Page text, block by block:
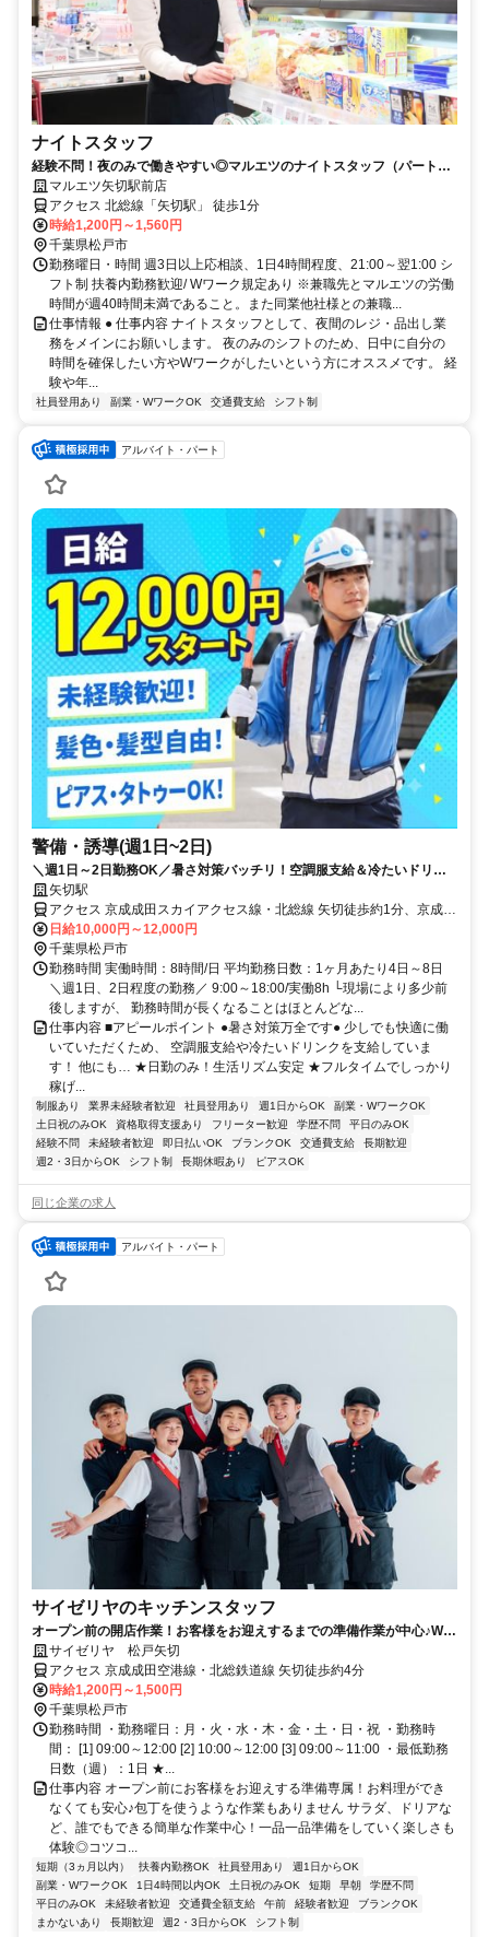
ナイトスタッフ
経験不問！夜のみで働きやすい◎マルエツのナイトスタッフ（パート・
アルバイト）求人
マルエツ矢切駅前店
アクセス 北総線「矢切駅」 徒歩1分
時給1,200円～1,560円
千葉県松戸市
勤務曜日・時間 週3日以上応相談、1日4時間程度、21:00～翌1:00 シ
フト制 扶養内勤務歓迎/ Wワーク規定あり ※兼職先とマルエツの労働
時間が週40時間未満であること。また同業他社様との兼職...
仕事情報 ● 仕事内容 ナイトスタッフとして、夜間のレジ・品出し業
務をメインにお願いします。 夜のみのシフトのため、日中に自分の
時間を確保したい方やWワークがしたいという方にオススメです。 経
験や年...
社員登用あり 副業・WワークOK 交通費支給 シフト制
アルバイト・パート
警備・誘導(週1日~2日)
＼週1日～2日勤務OK／暑さ対策バッチリ！空調服支給＆冷たいドリン
ク支給◎50代・60代活躍中【入社祝い金10万円】アルバイトでも安定収
入！未経験大歓迎！★日勤のみ警備★日払いOK★残業ほぼなし
矢切駅
アクセス 京成成田スカイアクセス線・北総線 矢切徒歩約1分、京成成
田スカイアクセス線・北総線 北国分出口1徒歩約24分、京成本線 国
府台徒歩約33分 矢切駅近く
日給10,000円～12,000円
千葉県松戸市
勤務時間 実働時間：8時間/日 平均勤務日数：1ヶ月あたり4日～8日
＼週1日、2日程度の勤務／ 9:00～18:00/実働8h └現場により多少前
後しますが、 勤務時間が長くなることはほとんどな...
仕事内容 ■アピールポイント ●暑さ対策万全です● 少しでも快適に働
いていただくため、 空調服支給や冷たいドリンクを支給していま
す！ 他にも… ★日勤のみ！生活リズム安定 ★フルタイムでしっかり
稼げ...
制服あり 業界未経験者歓迎 社員登用あり 週1日からOK
副業・WワークOK
土日祝のみOK
資格取得支援あり フリーター歓迎 学歴不問
平日のみOK
経験不問
未経験者歓迎 即日払いOK ブランクOK 交通費支給
長期歓迎
週2・3日からOK
シフト制 長期休暇あり ピアスOK
同じ企業の求人
アルバイト・パート
サイゼリヤのキッチンスタッフ
オープン前の開店作業！お客様をお迎えするまでの準備作業が中心♪Wワ
ークOK、シフト相談◎
サイゼリヤ 松戸矢切
アクセス 京成成田空港線・北総鉄道線 矢切徒歩約4分
時給1,200円～1,500円
千葉県松戸市
勤務時間 ・勤務曜日：月・火・水・木・金・土・日・祝 ・勤務時
間： [1] 09:00～12:00 [2] 10:00～12:00 [3] 09:00～11:00 ・最低勤務
日数（週）：1日 ★...
仕事内容 オープン前にお客様をお迎えする準備専属！お料理ができ
なくても安心♪包丁を使うような作業もありません サラダ、ドリアな
ど、誰でもできる簡単な作業中心！一品一品準備をしていく楽しさも
体験◎コツコ...
短期（3ヵ月以内） 扶養内勤務OK 社員登用あり
週1日からOK
副業・WワークOK
1日4時間以内OK 土日祝のみOK 短期 早朝
学歴不問
平日のみOK
未経験者歓迎 交通費全額支給 午前 経験者歓迎
ブランクOK
まかないあり
長期歓迎 週2・3日からOK シフト制